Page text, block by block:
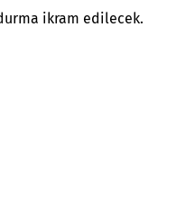
ikram edilecek.